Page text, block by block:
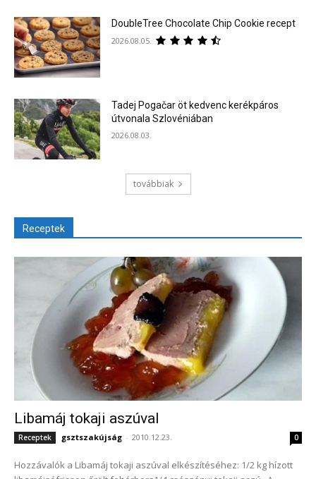
DoubleTree Chocolate Chip Cookie recept
2026.08.05.
Tadej Pogačar öt kedvenc kerékpáros
útvonala Szlovéniában
2026.08.03.
továbbiak
Receptek
Libamáj tokaji aszúval
Receptek gsztszakújság - 2010.12.23. 0
Hozzávalók a Libamáj tokaji aszúval elkészítéséhez: 1/2 kg hízott